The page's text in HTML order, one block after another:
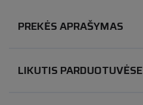
PREKĖS APRAŠYMAS
LIKUTIS PARDUOTUVĖSE